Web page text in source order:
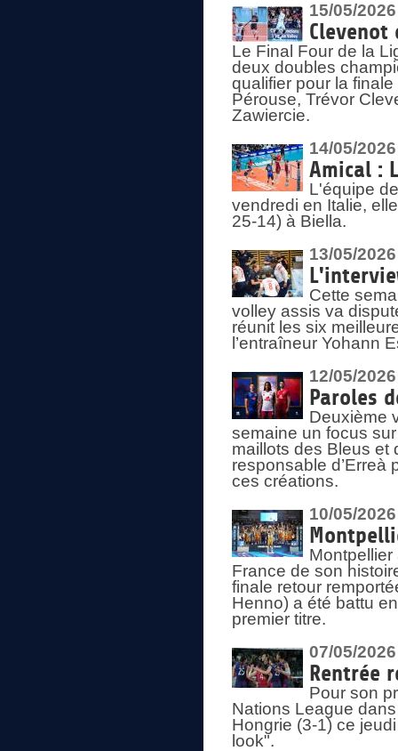
15/05/2026
Le Final Four de la
deux doubles
qualifier pour la
Pérouse, Trévor
Zawiercie.
14/05/2026
Amical :
L'équipe
vendredi en Italie,
25-14) à Biella.
13/05/2026
Cette
volley assis va
réunit les six
l’entraîneur Yohann
12/05/2026
Paroles
Deuxième
semaine un focus
maillots des Bleus et
responsable d’Erreà
ces créations.
10/05/2026
France de son
finale retour
Henno) a été battu
premier titre.
07/05/2026
Rentrée
Pour son
Nations League
Hongrie (3-1) ce
look".